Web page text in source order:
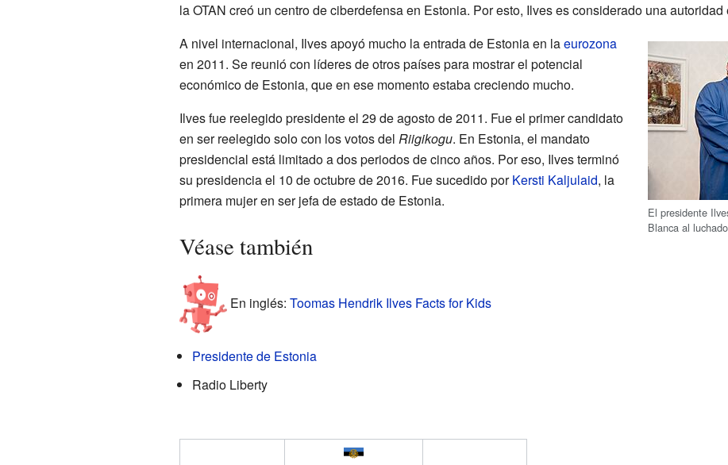
la OTAN creó un centro de ciberdefensa en Estonia. Por esto, Ilves es considerado una
El presidente
Blanca al
A nivel internacional, Ilves apoyó mucho la entrada de Estonia en laeurozona
en 2011. Se reunió con líderes de otros países para mostrar el potencial
económico de Estonia, que en ese momento estaba creciendo mucho.
Ilves fue reelegido presidente el 29 de agosto de 2011. Fue el primer candidato
en ser reelegido solo con los votos del Riigikogu. En Estonia, el mandato
presidencial está limitado a dos periodos de cinco años. Por eso, Ilves terminó
su presidencia el 10 de octubre de 2016. Fue sucedido porKersti Kaljulaid, la
primera mujer en ser jefa de estado de Estonia.
Véase también
En inglés: Toomas Hendrik Ilves Facts for Kids
Presidente de Estonia
Radio Liberty